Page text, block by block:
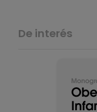
De interés